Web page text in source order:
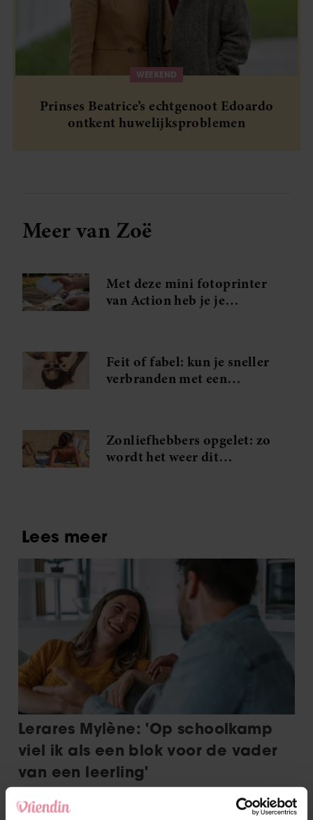
WEEKEND
Prinses Beatrice’s echtgenoot Edoardo
ontkent huwelijksproblemen
Meer van Zoë
Met deze mini fotoprinter
van Action heb je je
Feit of fabel: kun je sneller
verbranden met een
Zonliefhebbers opgelet: zo
wordt het weer dit